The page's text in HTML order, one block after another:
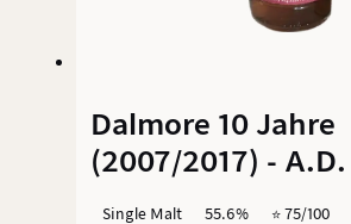
Dalmore 10 Jahre
(2007/2017) -
Single Malt 55.6% ⭐️ 75/100